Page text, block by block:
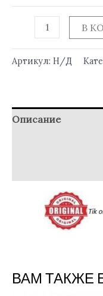
В
Артикул: Н/Д
Описание
ВАМ ТАКЖЕ